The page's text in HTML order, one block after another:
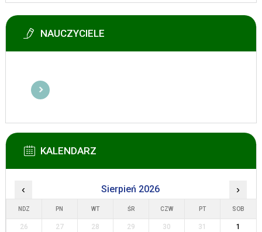
NAUCZYCIELE
KALENDARZ
‹ Sierpień 2026 ›
NDZ PN WT ŚR CZW PT SOB
26 27 28 29 30 31
1